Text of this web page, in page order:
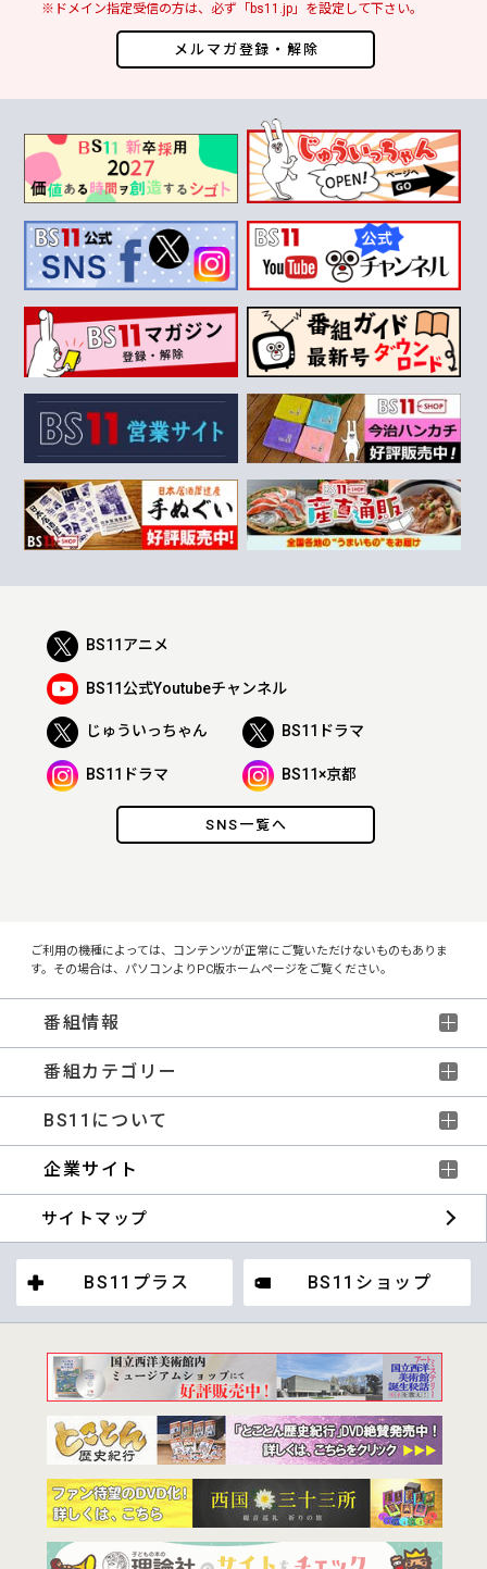
メルマガ登録・解除
※ドメイン指定受信の方は、必ず「bs11.jp」を設定して下さい。
SNS一覧へ
BS11アニメ
BS11公式Youtubeチャンネル
じゅういっちゃん BS11ドラマ
BS11ドラマ BS11×京都
ご利用の機種によっては、コンテンツが正常にご覧いただけないものもありま
す。その場合は、パソコンよりPC版ホームページをご覧ください。
番組情報
番組カテゴリー
BS11について
企業サイト
サイトマップ
BS11プラス BS11ショップ